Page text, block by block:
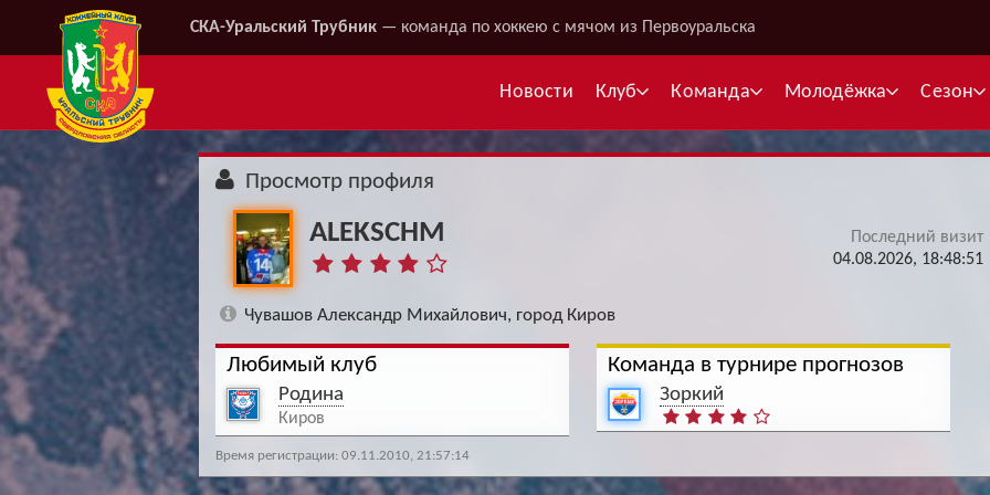
СКА-Уральский Трубник — команда по хоккею с мячом из Первоуральска
Новости Клуб Команда
Межсезонье
Суперлига
Telegram
Молодёжка
Межсезонье
Сезон
Просмотр профиля
ALEKSCHM
Последний визит
04.08.2026, 18:48:51
Чувашов Александр Михайлович, город Киров
Любимый клуб
Родина
Киров
Команда в турнире прогнозов
Зоркий
Время регистрации: 09.11.2010, 21:57:14